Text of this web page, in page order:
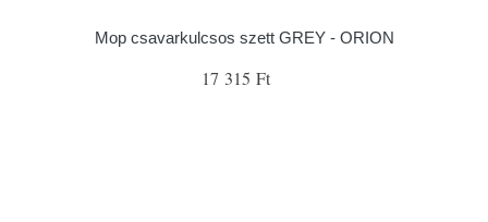
Mop csavarkulcsos szett GREY - ORION
17 315 Ft